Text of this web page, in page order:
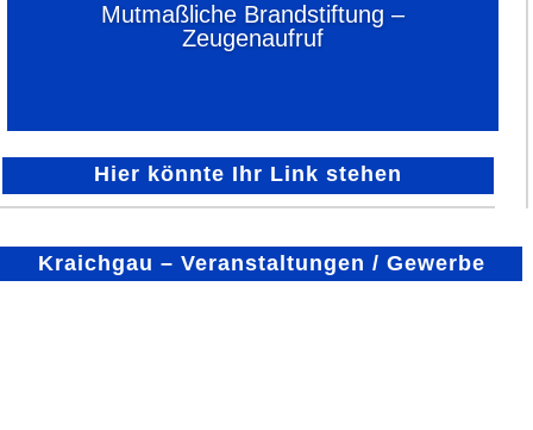
Mutmaßliche Brandstiftung –
Zeugenaufruf
Hier könnte Ihr Link stehen
Kraichgau – Veranstaltungen / Gewerbe